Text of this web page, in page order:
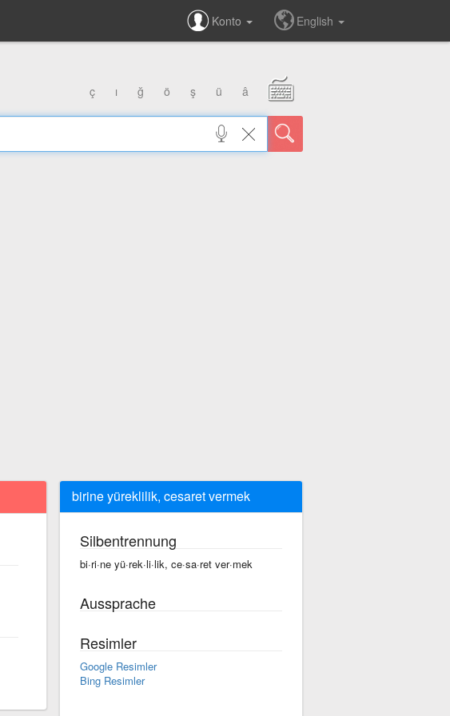
Konto English
ç ı ğ ö ş ü â
birine yüreklilik, cesaret vermek
Silbentrennung
bi·ri·ne yü·rek·li·lik, ce·sa·ret ver·mek
Aussprache
Resimler
Google Resimler
Bing Resimler